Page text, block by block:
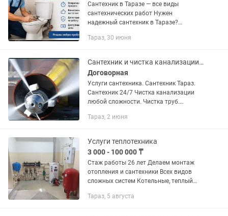
Сантехник в Таразе — все виды
сантехнических работ Нужен
надежный сантехник в Таразе?
любой сложности с выездом на дом.
доступным...
Тараз, 30 июня
Сантехник и чистка канализации и промывка
Договорная
Услуги сантехника. Сантехник Тараз.
Сантехник 24/7 Чистка канализации
любой сложности. Чистка труб.
Прочистка канализации. Засор.
Тараз, 2 июня
Услуги теплотехника
3 000 - 100 000 ₸
Стаж работы 26 лет Делаем монтаж
отопления и сантехники Всех видов
сложных систем Котельные, теплый
вулкан В любом объеме Выезжаем на
Тараз, 5 августа